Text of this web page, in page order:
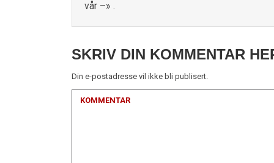
vår –» .
SKRIV DIN KOMMENTAR
Din e-postadresse vil ikke bli publisert.
KOMMENTAR